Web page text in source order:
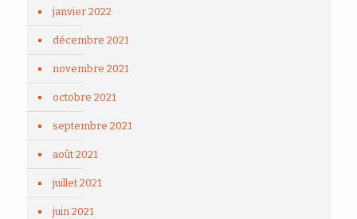
janvier 2022
décembre 2021
novembre 2021
octobre 2021
septembre 2021
août 2021
juillet 2021
juin 2021